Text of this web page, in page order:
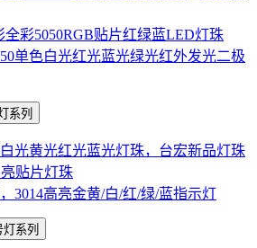
全彩5050RGB贴片红绿蓝LED灯珠
单色白光红光蓝光绿光红外发光二极
系列
光黄光红光蓝光灯珠，台宏新品灯珠
贴片灯珠
3014高亮金黄/白/红/绿/蓝指示灯
系列